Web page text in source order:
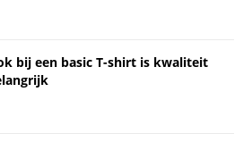
bij een basic T-shirt is kwaliteit